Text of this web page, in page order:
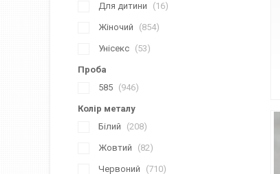
Для дитини
16
Жіночий 854
Унісекс 53
Проба
585
946
Колір металу
Білий
208
Жовтий 82
Червоний 710